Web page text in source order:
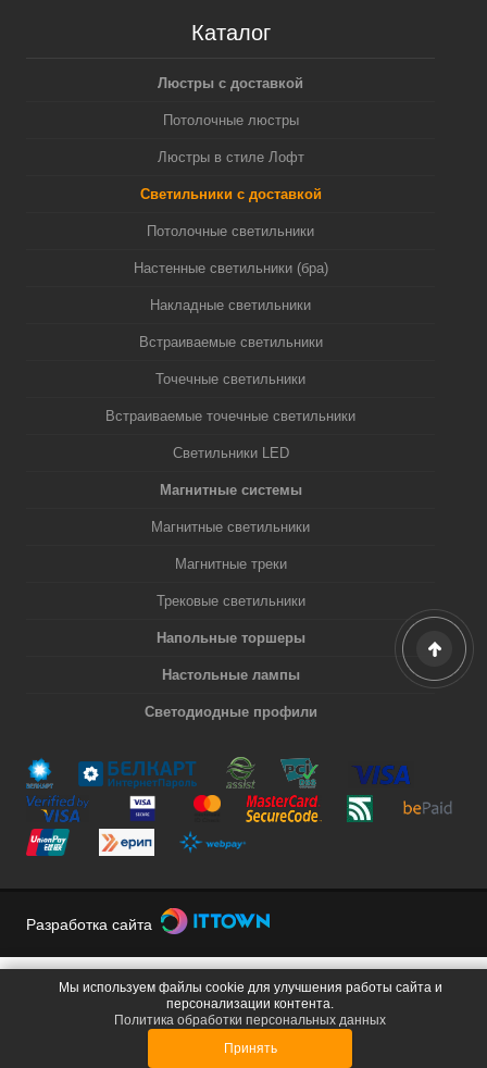
Каталог
Люстры с доставкой
Потолочные люстры
Люстры в стиле Лофт
Светильники с доставкой
Потолочные светильники
Настенные светильники (бра)
Накладные светильники
Встраиваемые светильники
Точечные светильники
Встраиваемые точечные светильники
Светильники LED
Магнитные системы
Магнитные светильники
Магнитные треки
Трековые светильники
Напольные торшеры
Настольные лампы
Светодиодные профили
Разработка сайта
Мы используем файлы cookie для улучшения работы сайта и
персонализации контента.
Политика обработки персональных данных
Принять